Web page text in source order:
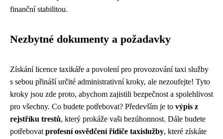
finanční stabilitou.
Nezbytné dokumenty a požadavky
Získání licence taxikáře a povolení pro provozování taxi služby
s sebou přináší určité administrativní kroky, ale nezoufejte! Tyto
kroky jsou zde proto, abychom zajistili bezpečnost a spolehlivost
pro všechny. Co budete potřebovat? Především je to výpis z
rejstříku trestů, který prokáže vaši bezúhonnost. Dále budete
potřebovat profesní osvědčení řidiče taxislužby, které získáte